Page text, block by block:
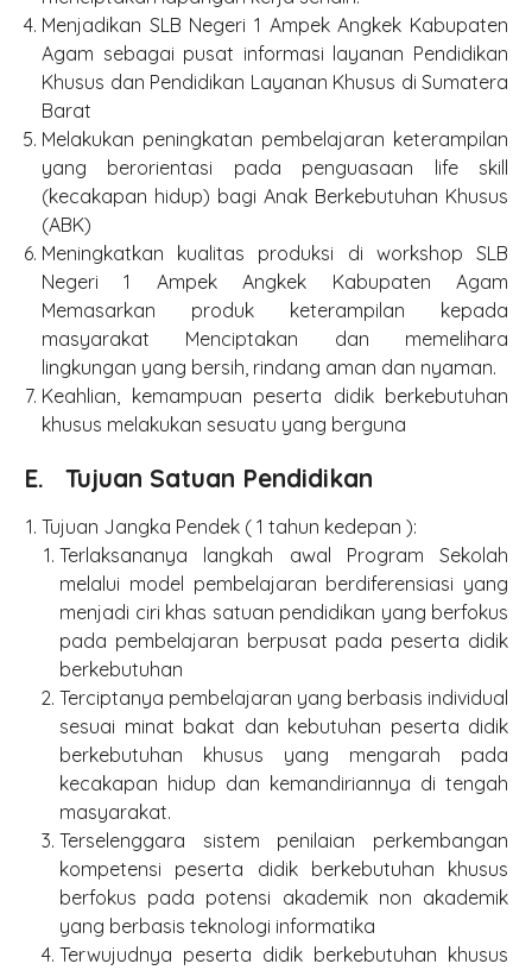
Menjadikan SLB Negeri 1 Ampek Angkek Kabupaten
Agam sebagai pusat informasi layanan Pendidikan
Khusus dan Pendidikan Layanan Khusus di Sumatera
Barat
Melakukan peningkatan pembelajaran keterampilan
yang berorientasi pada penguasaan life skill
(kecakapan hidup) bagi Anak Berkebutuhan Khusus
(ABK)
Meningkatkan kualitas produksi di workshop SLB
Negeri 1 Ampek Angkek Kabupaten Agam
Memasarkan produk keterampilan kepada
masyarakat Menciptakan dan memelihara
lingkungan yang bersih, rindang aman dan nyaman.
Keahlian, kemampuan peserta didik berkebutuhan
khusus melakukan sesuatu yang berguna
E. Tujuan Satuan Pendidikan
Tujuan Jangka Pendek ( 1 tahun kedepan ):
Terlaksananya langkah awal Program Sekolah
melalui model pembelajaran berdiferensiasi yang
menjadi ciri khas satuan pendidikan yang berfokus
pada pembelajaran berpusat pada peserta didik
berkebutuhan
Terciptanya pembelajaran yang berbasis individual
sesuai minat bakat dan kebutuhan peserta didik
berkebutuhan khusus yang mengarah pada
kecakapan hidup dan kemandiriannya di tengah
masyarakat.
Terselenggara sistem penilaian perkembangan
kompetensi peserta didik berkebutuhan khusus
berfokus pada potensi akademik non akademik
yang berbasis teknologi informatika
Terwujudnya peserta didik berkebutuhan khusus